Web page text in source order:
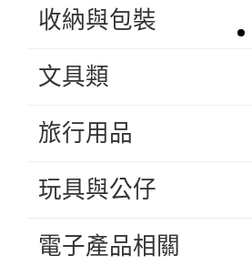
收納與包裝
文具類
旅行用品
玩具與公仔
電子產品相關